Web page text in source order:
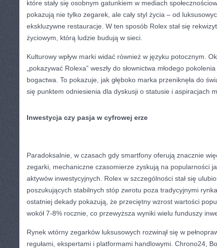
które stały się osobnym gatunkiem w mediach
pokazują nie tylko zegarek, ale cały styl życia – od
ekskluzywne restauracje. W ten sposób Rolex stał się
życiowym, którą ludzie budują w sieci.
Kulturowy wpływ marki widać również w języku potocznym.
„pokazywać Rolexa” weszły do słownictwa młodego
bogactwa. To pokazuje, jak głęboko marka przeniknęła do
się punktem odniesienia dla dyskusji o statusie i aspiracjach
Inwestycja czy pasja w cyfrowej erze
Paradoksalnie, w czasach gdy smartfony oferują znacznie
zegarki, mechaniczne czasomierze zyskują na popularności
aktywów inwestycyjnych. Rolex w szczególności stał się
poszukujących stabilnych stóp zwrotu poza tradycyjnymi
ostatniej dekady pokazują, że przeciętny wzrost wartości
wokół 7-8% rocznie, co przewyższa wyniki wielu funduszy
Rynek wtórny zegarków luksusowych rozwinął się w
regułami, ekspertami i platformami handlowymi. Chrono24,